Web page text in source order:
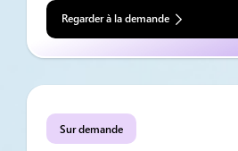
Regarder à la demande
Sur demande